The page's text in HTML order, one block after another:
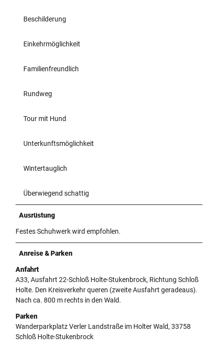
Beschilderung
Einkehrmöglichkeit
Familienfreundlich
Rundweg
Tour mit Hund
Unterkunftsmöglichkeit
Wintertauglich
Überwiegend schattig
Ausrüstung
Festes Schuhwerk wird empfohlen.
Anreise & Parken
Anfahrt
A33, Ausfahrt 22-Schloß Holte-Stukenbrock, Richtung Schloß
Holte. Den Kreisverkehr queren (zweite Ausfahrt geradeaus).
Nach ca. 800 m rechts in den Wald.
Parken
Wanderparkplatz Verler Landstraße im Holter Wald, 33758
Schloß Holte-Stukenbrock